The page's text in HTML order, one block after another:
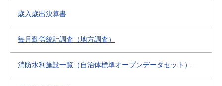
歳入歳出決算書
毎月勤労統計調査（地方調査）
消防水利施設一覧（自治体標準オープンデータセット）